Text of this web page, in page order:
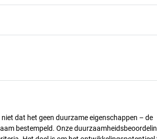
dat het geen duurzame eigenschappen – de
bestempeld. Onze